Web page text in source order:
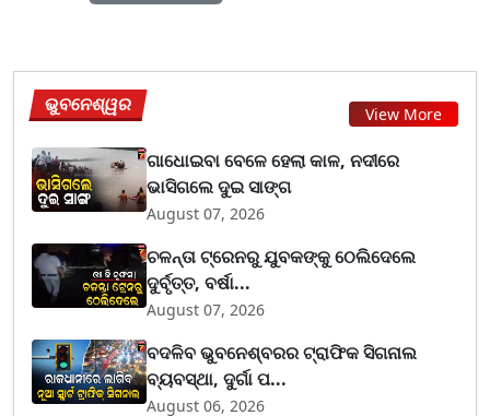
ଭୁବନେଶ୍ୱର View More
ଗାଧୋଇବା ବେଳେ ହେଲା କାଳ, ନଦୀରେ
ଭାସିଗଲେ ଦୁଇ ସାଙ୍ଗ
August 07, 2026
ଚଳନ୍ତା ଟ୍ରେନରୁ ଯୁବକଙ୍କୁ ଠେଲିଦେଲେ
ଦୁର୍ବୃତ୍ତ, ବର୍ଷା...
August 07, 2026
ବଦଳିବ ଭୁବନେଶ୍ବରର ଟ୍ରାଫିକ ସିଗନାଲ
ବ୍ୟବସ୍ଥା, ଦୁର୍ଗା ପ...
August 06, 2026